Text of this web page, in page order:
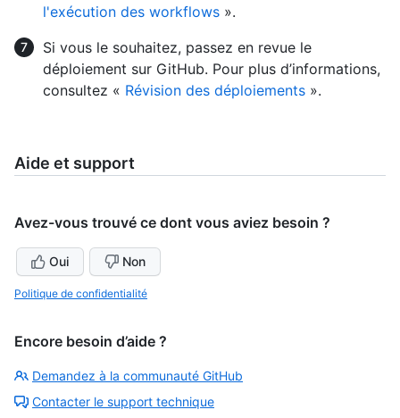
l'exécution des workflows ».
Si vous le souhaitez, passez en revue le
déploiement sur GitHub. Pour plus d’informations,
consultez « Révision des déploiements ».
Aide et support
Avez-vous trouvé ce dont vous aviez besoin ?
Oui Non
Politique de confidentialité
Encore besoin d’aide ?
Demandez à la communauté GitHub
Contacter le support technique